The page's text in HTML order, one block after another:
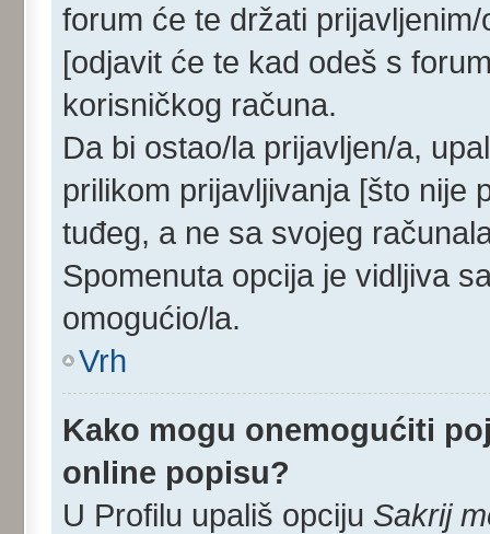
forum će te držati
[odjavit će te kad odeš s
korisničkog računa.
Da bi ostao/la prijavljen/a,
prilikom prijavljivanja [što nije
tuđeg, a ne sa svojeg
Spomenuta opcija je vidljiva
omogućio/la.
Vrh
Kako mogu onemogućiti
online popisu?
U Profilu upališ opciju Sakrij